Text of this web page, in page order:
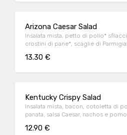
Arizona Caesar Salad
Insalata mista, petto di pollo*
crostini di pane*, scaglie di
13.30 €
Kentucky Crispy Salad
Insalata mista, bacon, cotoletta di
panata, salsa Caesar, nachos e
12.90 €